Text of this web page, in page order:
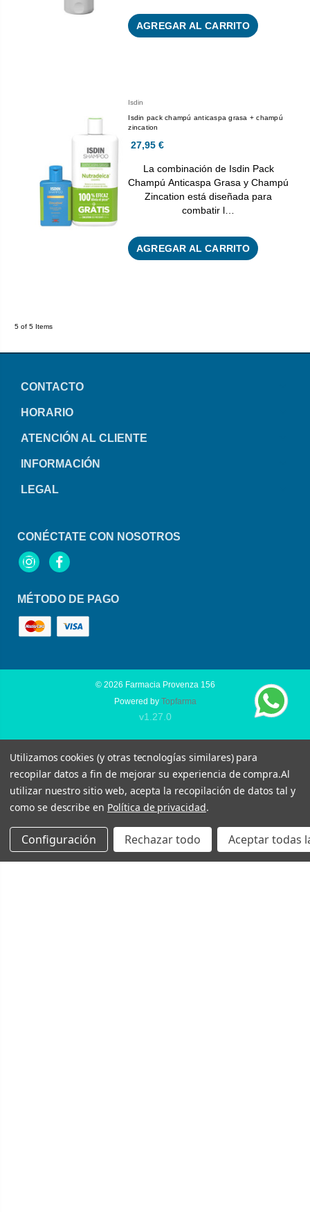
AGREGAR AL CARRITO
Isdin
Isdin pack champú anticaspa grasa + champú
zincation
27,95 €
La combinación de Isdin Pack
Champú Anticaspa Grasa y Champú
Zincation está diseñada para
combatir l…
AGREGAR AL CARRITO
5 of 5 Items
CONTACTO
HORARIO
ATENCIÓN AL CLIENTE
INFORMACIÓN
LEGAL
CONÉCTATE CON NOSOTROS
InstagramFacebook
MÉTODO DE PAGO
© 2026 Farmacia Provenza 156
Powered by Topfarma
v1.27.0
Utilizamos cookies (y otras tecnologías similares) para
recopilar datos a fin de mejorar su experiencia de compra.Al
utilizar nuestro sitio web, acepta la recopilación de datos tal y
como se describe en Política de privacidad.
Configuración Rechazar todo Aceptar todas